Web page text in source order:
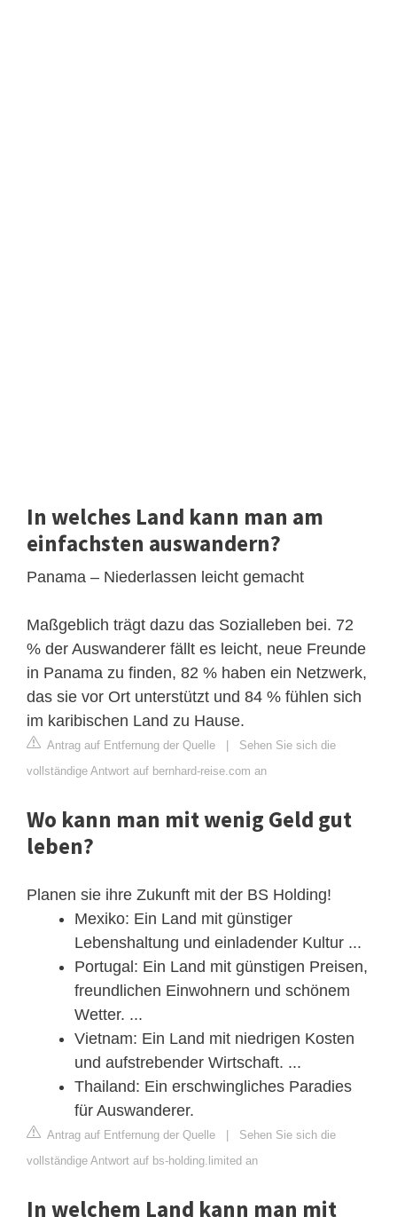
In welches Land kann man am
einfachsten auswandern?
Panama – Niederlassen leicht gemacht
Maßgeblich trägt dazu das Sozialleben bei. 72
% der Auswanderer fällt es leicht, neue Freunde
in Panama zu finden, 82 % haben ein Netzwerk,
das sie vor Ort unterstützt und 84 % fühlen sich
im karibischen Land zu Hause.
Antrag auf Entfernung der Quelle | Sehen Sie sich die
vollständige Antwort auf bernhard-reise.com an
Wo kann man mit wenig Geld gut
leben?
Planen sie ihre Zukunft mit der BS Holding!
Mexiko: Ein Land mit günstiger
Lebenshaltung und einladender Kultur​ ...
Portugal: Ein Land mit günstigen Preisen,
freundlichen Einwohnern und schönem
Wetter. ...
Vietnam: Ein Land mit niedrigen Kosten
und aufstrebender Wirtschaft. ...
Thailand: Ein erschwingliches Paradies
für Auswanderer.
Antrag auf Entfernung der Quelle | Sehen Sie sich die
vollständige Antwort auf bs-holding.limited an
In welchem Land kann man mit